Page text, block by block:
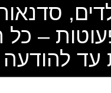
– כל
עד